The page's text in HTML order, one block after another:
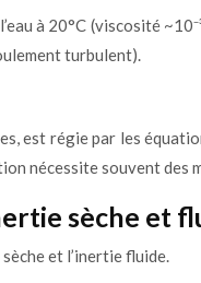
à 20°C (viscosité
turbulent).
est régie par les
nécessite souvent
sèche et
et l’inertie fluide.